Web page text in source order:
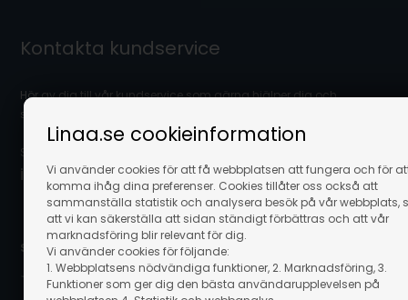
Linaa.se cookieinformation
Vi använder cookies för att få webbplatsen att fungera och för
komma ihåg dina preferenser. Cookies tillåter oss också att
sammanställa statistik och analysera besök på vår webbplats,
att vi kan säkerställa att sidan ständigt förbättras och att vår
marknadsföring blir relevant för dig.
Vi använder cookies för följande:
1. Webbplatsens nödvändiga funktioner, 2. Marknadsföring, 3.
Funktioner som ger dig den bästa användarupplevelsen på
Kontakta kundservice
Hör av dig till vår kundservice som gärna hjälper dig och
svarar på dina frågor.
Skicka ett mail på:
info@linaa.se
Säker betalning online: